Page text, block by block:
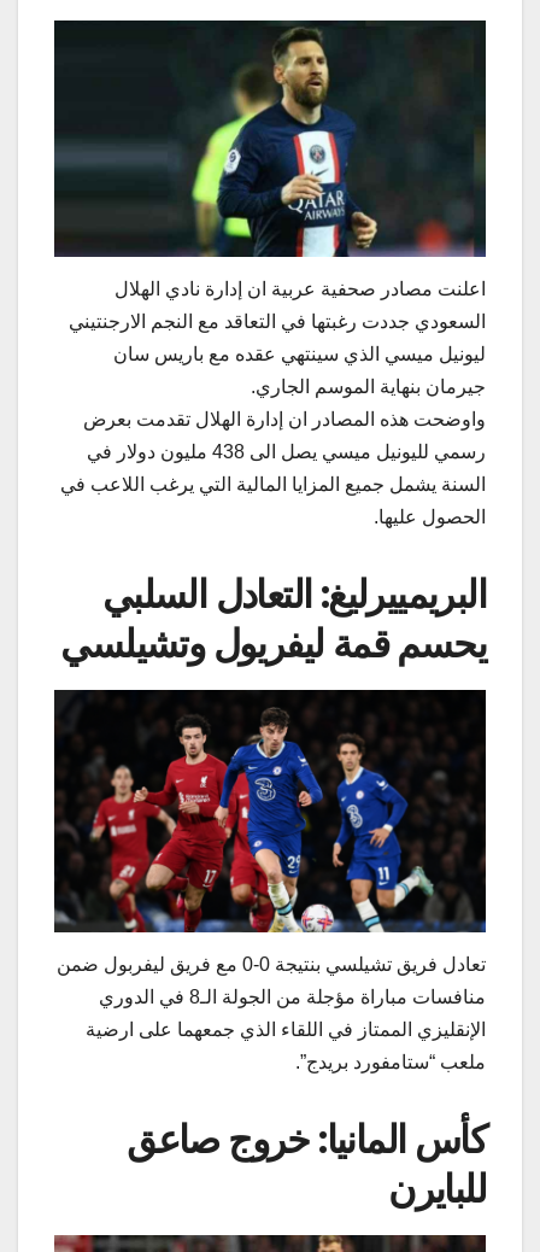
اعلنت مصادر صحفية عربية ان إدارة نادي ​​الهلال​​
السعودي جددت رغبتها في التعاقد مع النجم الارجنتيني ​
ليونيل ميسي​ الذي سينتهي عقده مع ​باريس سان
جيرمان​ بنهاية الموسم الجاري.
واوضحت هذه المصادر ان إدارة الهلال تقدمت بعرض
رسمي لليونيل ميسي يصل الى 438 مليون دولار في
السنة يشمل جميع المزايا المالية التي يرغب اللاعب في
الحصول عليها.
البريمييرليغ: التعادل السلبي
يحسم قمة ​ليفريول​ وتشيلسي​
تعادل فريق ​تشيلسي​ بنتيجة 0-0 مع فريق ​ليفربول​ ضمن
منافسات مباراة مؤجلة من الجولة الـ8 في ​الدوري
الإنقليزي الممتاز​ في اللقاء الذي جمعهما على ارضية
ملعب “ستامفورد بريدج”.
كأس المانيا: خروج صاعق
للبايرن